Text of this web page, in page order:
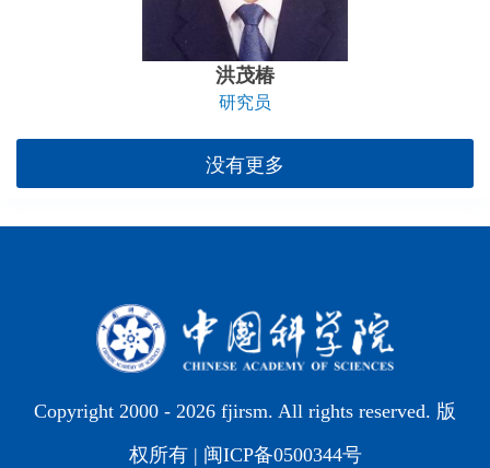
洪茂椿
研究员
没有更多
Copyright 2000 - 2026 fjirsm. All rights reserved. 版
权所有 | 闽ICP备0500344号